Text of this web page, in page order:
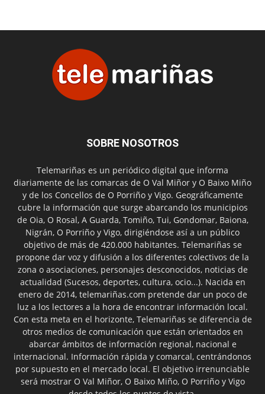
SOBRE NOSOTROS
Telemariñas es un periódico digital que informa
diariamente de las comarcas de O Val Miñor y O Baixo Miño
y de los Concellos de O Porriño y Vigo. Geográficamente
cubre la información que surge abarcando los municipios
de Oia, O Rosal, A Guarda, Tomiño, Tui, Gondomar, Baiona,
Nigrán, O Porriño y Vigo, dirigiéndose así a un público
objetivo de más de 420.000 habitantes. Telemariñas se
propone dar voz y difusión a los diferentes colectivos de la
zona o asociaciones, personajes desconocidos, noticias de
actualidad (Sucesos, deportes, cultura, ocio...). Nacida en
enero de 2014, telemariñas.com pretende dar un poco de
luz a los lectores a la hora de encontrar información local.
Con esta meta en el horizonte, Telemariñas se diferencia de
otros medios de comunicación que están orientados en
abarcar ámbitos de información regional, nacional e
internacional. Información rápida y comarcal, centrándonos
por supuesto en el mercado local. El objetivo irrenunciable
será mostrar O Val Miñor, O Baixo Miño, O Porriño y Vigo